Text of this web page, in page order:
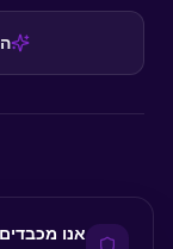
Denmark
אנו